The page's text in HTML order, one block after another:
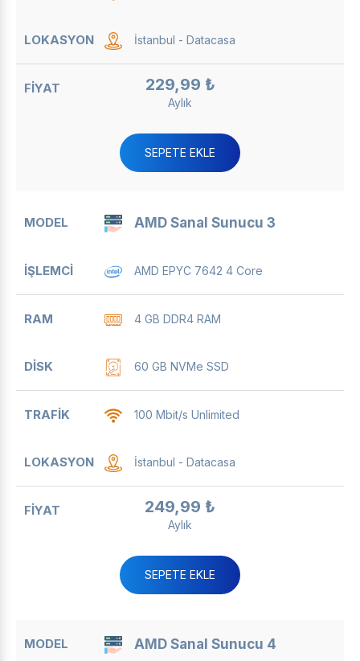
İstanbul - Datacasa
229,99 ₺
Aylık
SEPETE EKLE
AMD Sanal Sunucu 3
AMD EPYC 7642 4 Core
4 GB DDR4 RAM
60 GB NVMe SSD
100 Mbit/s Unlimited
İstanbul - Datacasa
249,99 ₺
Aylık
SEPETE EKLE
AMD Sanal Sunucu 4